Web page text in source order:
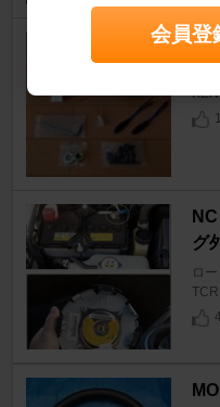
ス
1
グ
ロ
4
会員登